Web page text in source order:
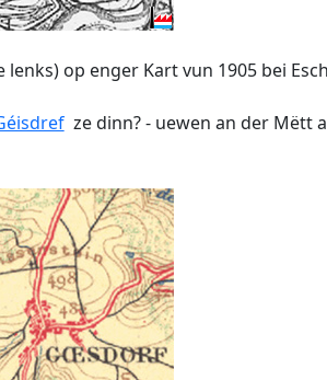
op enger Kart vun 1905 bei
ze dinn? - uewen an der Mëtt